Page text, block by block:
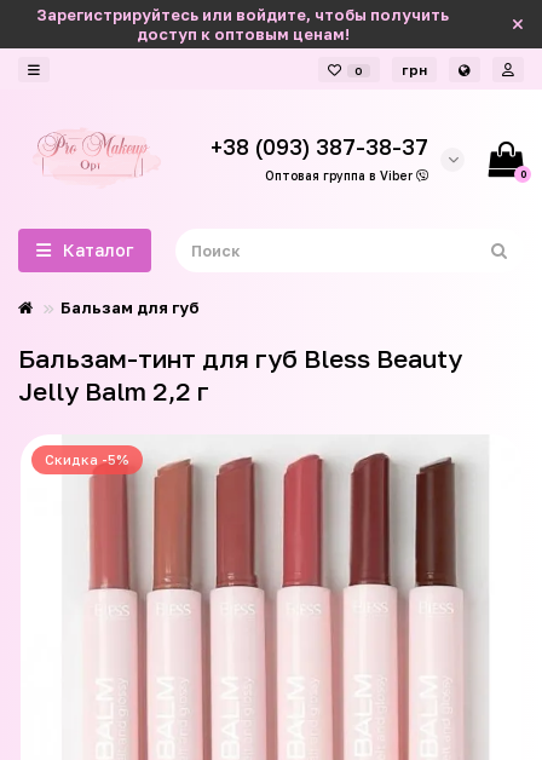
Зарегистрируйтесь или войдите, чтобы получить
доступ к оптовым ценам!
0 грн
+38 (093) 387-38-37
Оптовая группа в Viber 0
Каталог
Бальзам для губ
Бальзам-тинт для губ Bless Beauty
Jelly Balm 2,2 г
Скидка -5%